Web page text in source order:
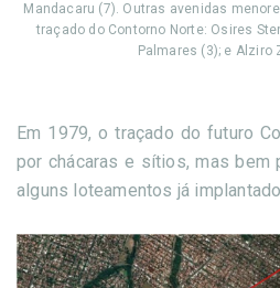
Mandacaru (7). Outras avenidas
traçado do Contorno Norte: Osires
Palmares (3); e Alziro
Em 1979, o traçado do futuro
por chácaras e sítios, mas bem
alguns loteamentos já